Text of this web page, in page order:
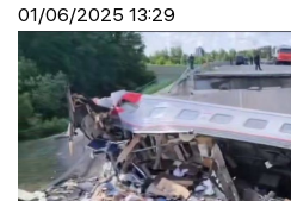
01/06/2025 13:29